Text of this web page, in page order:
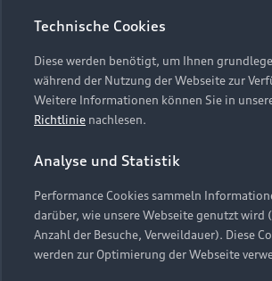
Online-Terminvereinbarung
Servicekontakt
Vertrag widerrufen
Investor Relations
Presse & Media Center
Datenschutz
Audi erleben
Newsletter
Impressum Rechtliches
Datenschutzinformation
Cookie-
Cookie-Richtlinie
Barrierefreiheit
Hinweis: Die aktuelle Darstellung und
Embleme am Fahrzeug bei allen
Webseite kann abweichen.
Technische Cookies
Diese werden benötigt, um Ihnen
während der Nutzung der Webseite zur
Weitere Informationen können Sie in
Richtlinie nachlesen.
Analyse und Statistik
Performance Cookies sammeln
darüber, wie unsere Webseite genutzt wird
Anzahl der Besuche, Verweildauer). Diese
werden zur Optimierung der Webseite